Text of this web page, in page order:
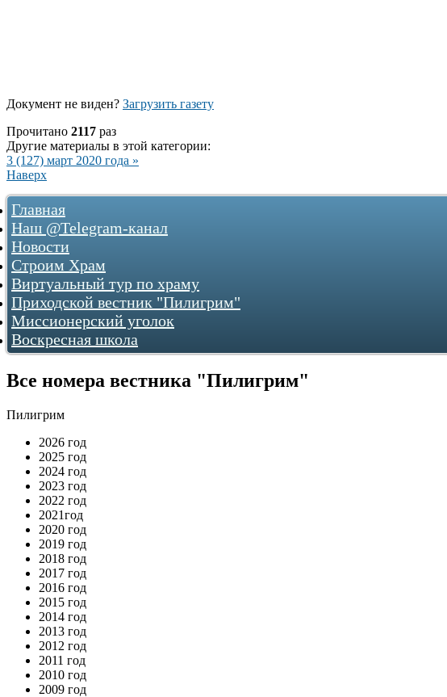
Документ не виден? Загрузить газету
Прочитано 2117 раз
Другие материалы в этой категории:
3 (127) март 2020 года »
Наверх
Главная
Наш @Telegram-канал
Новости
Строим Храм
О храме
Как нас найти
Фотогалереи
...как все начиналось
2009
2010
2012
2018
2019
2020
2021
2022
2023
2024
Виртуальный тур по храму
Приходской вестник "Пилигрим"
Миссионерский уголок
Воскресная школа
Все номера вестника "Пилигрим"
Пилигрим
2026 год
2025 год
2024 год
2023 год
2022 год
2021год
2020 год
2019 год
2018 год
2017 год
2016 год
2015 год
2014 год
2013 год
2012 год
2011 год
2010 год
2009 год